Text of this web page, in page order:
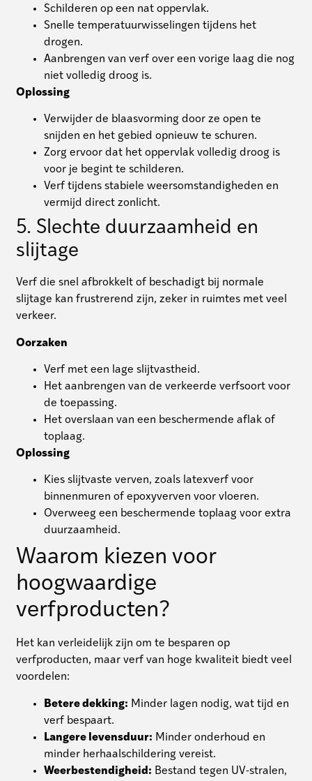
Schilderen op een nat oppervlak.
Snelle temperatuurwisselingen tijdens het
drogen.
Aanbrengen van verf over een vorige laag die nog
niet volledig droog is.
Oplossing
Verwijder de blaasvorming door ze open te
snijden en het gebied opnieuw te schuren.
Zorg ervoor dat het oppervlak volledig droog is
voor je begint te schilderen.
Verf tijdens stabiele weersomstandigheden en
vermijd direct zonlicht.
5. Slechte duurzaamheid en
slijtage
Verf die snel afbrokkelt of beschadigt bij normale
slijtage kan frustrerend zijn, zeker in ruimtes met veel
verkeer.
Oorzaken
Verf met een lage slijtvastheid.
Het aanbrengen van de verkeerde verfsoort voor
de toepassing.
Het overslaan van een beschermende aflak of
toplaag.
Oplossing
Kies slijtvaste verven, zoals latexverf voor
binnenmuren of epoxyverven voor vloeren.
Overweeg een beschermende toplaag voor extra
duurzaamheid.
Waarom kiezen voor
hoogwaardige
verfproducten?
Het kan verleidelijk zijn om te besparen op
verfproducten, maar verf van hoge kwaliteit biedt veel
voordelen:
Betere dekking: Minder lagen nodig, wat tijd en
verf bespaart.
Langere levensduur: Minder onderhoud en
minder herhaalschildering vereist.
Weerbestendigheid: Bestand tegen UV-stralen,